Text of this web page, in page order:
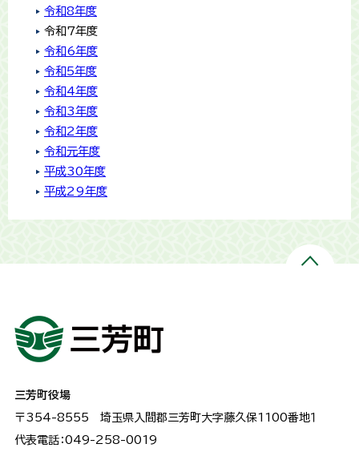
令和8年度
令和7年度
令和6年度
令和5年度
令和4年度
令和3年度
令和2年度
令和元年度
平成30年度
平成29年度
三芳町役場
〒354-8555 埼玉県入間郡三芳町大字藤久保1100番地１
代表電話：049-258-0019